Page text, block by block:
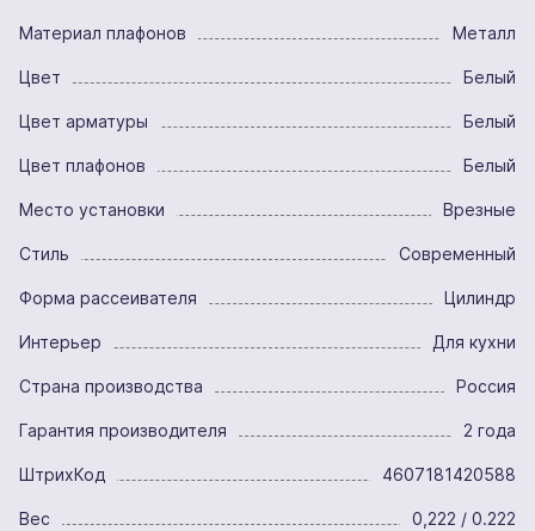
Материал плафонов Металл
Цвет Белый
Цвет арматуры Белый
Цвет плафонов Белый
Место установки Врезные
Стиль Современный
Форма рассеивателя Цилиндр
Интерьер Для кухни
Страна производства Россия
Гарантия производителя 2 года
ШтрихКод 4607181420588
Вес 0,222 / 0.222